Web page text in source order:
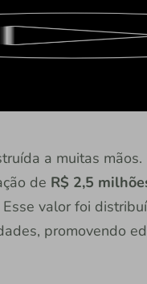
a muitas
de R$ 2,5
valor foi
promovendo